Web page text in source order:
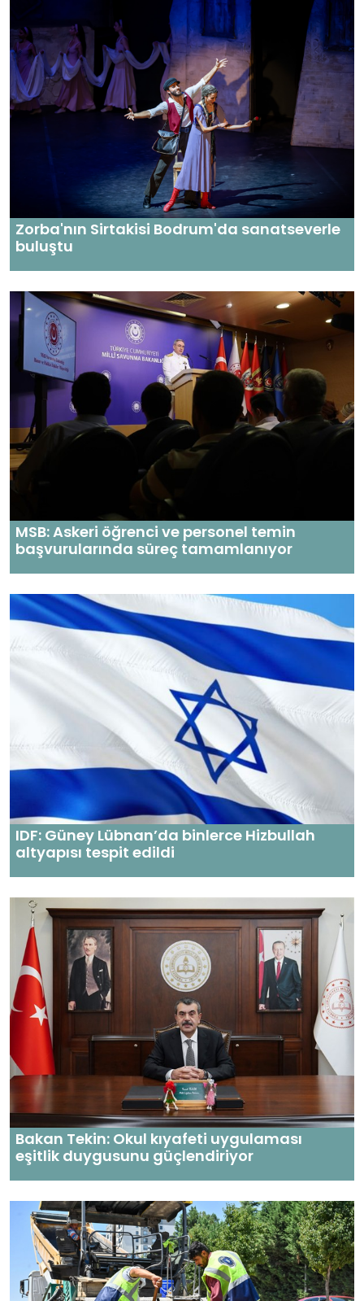
Zorba'nın Sirtakisi Bodrum'da sanatseverle
buluştu
MSB: Askeri öğrenci ve personel temin
başvurularında süreç tamamlanıyor
IDF: Güney Lübnan’da binlerce Hizbullah
altyapısı tespit edildi
Bakan Tekin: Okul kıyafeti uygulaması
eşitlik duygusunu güçlendiriyor